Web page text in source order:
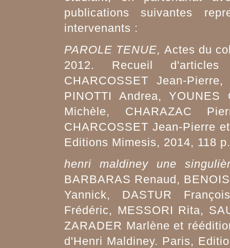
publications suivantes
intervenants :
PAROLE TENUE, Actes du
2012. Recueil
CHARCOSSET Jean-
PINOTTI Andrea, YOUNES
Michèle, CHARAZAC
CHARCOSSET Jean-Pierre
Editions Mimesis, 2014, 118 p.
henri maldiney une
BARBARAS Renaud,
Yannick, DASTUR
Frédéric, MESSORI Rita,
ZARADER Marlène et
d'Henri Maldiney. Paris,